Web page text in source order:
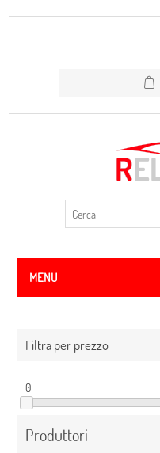
MENU
Filtra per prezzo
0
Produttori